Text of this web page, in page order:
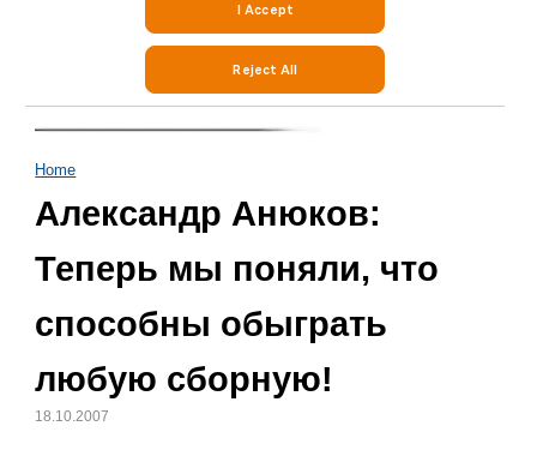
Home
Александр Анюков:
Теперь мы поняли, что
способны обыграть
любую сборную!
18.10.2007